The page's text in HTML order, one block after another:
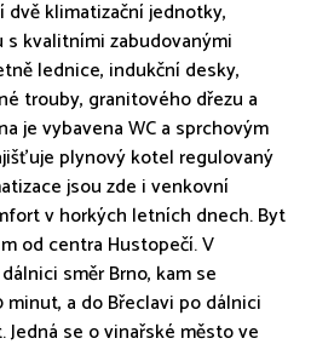
dvě klimatizační jednotky,
kvalitními zabudovanými
lednice, indukční desky,
trouby, granitového dřezu a
je vybavena WC a sprchovým
plynový kotel regulovaný
jsou zde i venkovní
v horkých letních dnech. Byt
od centra Hustopečí. V
směr Brno, kam se
a do Břeclavi po dálnici
se o vinařské město ve